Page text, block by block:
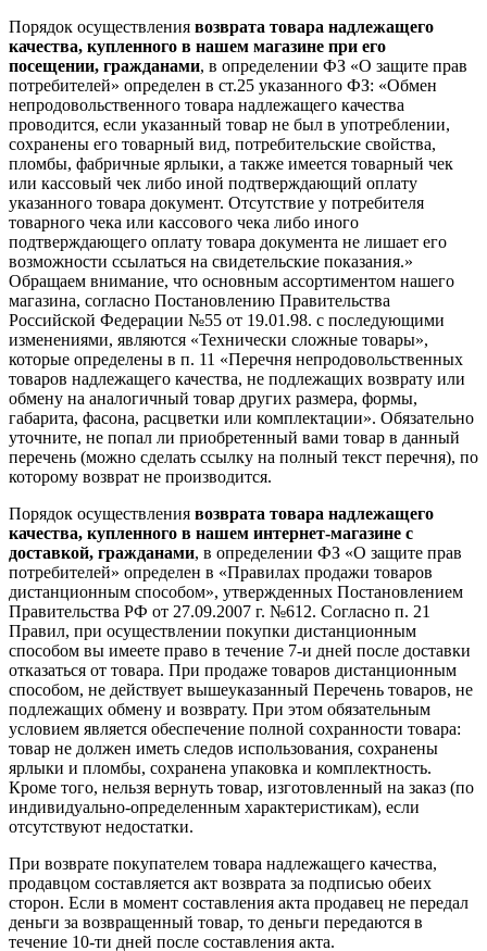
Порядок осуществления возврата товара надлежащего
качества, купленного в нашем магазине при его
посещении, гражданами, в определении ФЗ «О защите прав
потребителей» определен в ст.25 указанного ФЗ: «Обмен
непродовольственного товара надлежащего качества
проводится, если указанный товар не был в употреблении,
сохранены его товарный вид, потребительские свойства,
пломбы, фабричные ярлыки, а также имеется товарный чек
или кассовый чек либо иной подтверждающий оплату
указанного товара документ. Отсутствие у потребителя
товарного чека или кассового чека либо иного
подтверждающего оплату товара документа не лишает его
возможности ссылаться на свидетельские показания.»
Обращаем внимание, что основным ассортиментом нашего
магазина, согласно Постановлению Правительства
Российской Федерации №55 от 19.01.98. с последующими
изменениями, являются «Технически сложные товары»,
которые определены в п. 11 «Перечня непродовольственных
товаров надлежащего качества, не подлежащих возврату или
обмену на аналогичный товар других размера, формы,
габарита, фасона, расцветки или комплектации». Обязательно
уточните, не попал ли приобретенный вами товар в данный
перечень (можно сделать ссылку на полный текст перечня), по
которому возврат не производится.
Порядок осуществления возврата товара надлежащего
качества, купленного в нашем интернет-магазине с
доставкой, гражданами, в определении ФЗ «О защите прав
потребителей» определен в «Правилах продажи товаров
дистанционным способом», утвержденных Постановлением
Правительства РФ от 27.09.2007 г. №612. Согласно п. 21
Правил, при осуществлении покупки дистанционным
способом вы имеете право в течение 7-и дней после доставки
отказаться от товара. При продаже товаров дистанционным
способом, не действует вышеуказанный Перечень товаров, не
подлежащих обмену и возврату. При этом обязательным
условием является обеспечение полной сохранности товара:
товар не должен иметь следов использования, сохранены
ярлыки и пломбы, сохранена упаковка и комплектность.
Кроме того, нельзя вернуть товар, изготовленный на заказ (по
индивидуально-определенным характеристикам), если
отсутствуют недостатки.
При возврате покупателем товара надлежащего качества,
продавцом составляется акт возврата за подписью обеих
сторон. Если в момент составления акта продавец не передал
деньги за возвращенный товар, то деньги передаются в
течение 10-ти дней после составления акта.